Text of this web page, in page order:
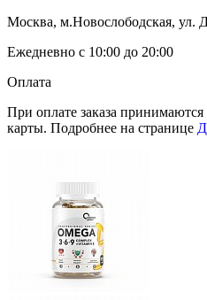
Москва, м.Новослободская, ул.
Ежедневно с 10:00 до 20:00
Оплата
При оплате заказа
карты. Подробнее на странице